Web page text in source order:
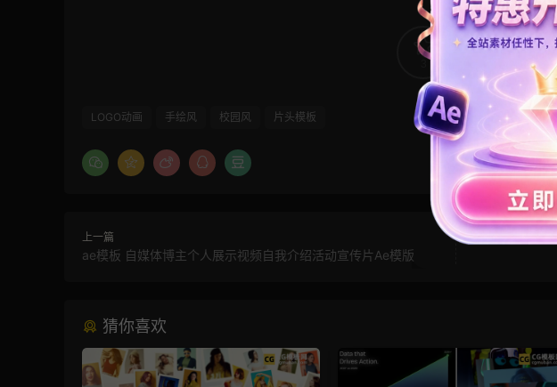
LOGO动画 手绘风 校园风 片头模板
上一篇
ae模板 自媒体博主个人展示视频自我介绍活动宣传片Ae模版
猜你喜欢